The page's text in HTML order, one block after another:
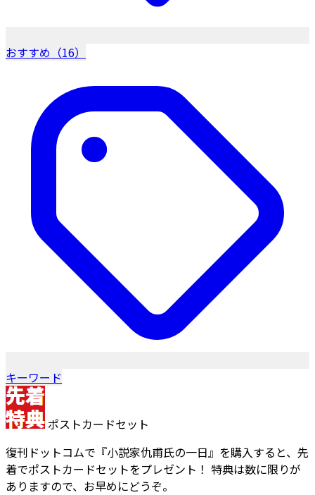
おすすめ（16）
キーワード
ポストカードセット
復刊ドットコムで『小説家仇甫氏の一日』を購入すると、先
着でポストカードセットをプレゼント！ 特典は数に限りが
ありますので、お早めにどうぞ。